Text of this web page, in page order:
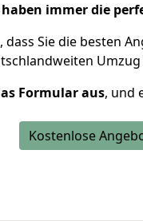
immer die
Sie die besten
Formular aus, und
Kostenlose